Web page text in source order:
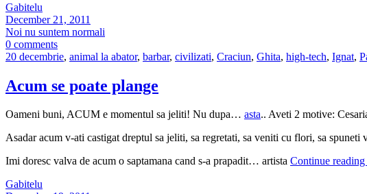
Gabitelu
December 21, 2011
Noi nu suntem normali
0 comments
20 decembrie, animal la abator, barbar, civilizati, Craciun, Ghita, high-tech, Ignat,
Acum se poate plange
Oameni buni, ACUM e momentul sa jeliti! Nu dupa… asta.. Aveti 2 motive:
Asadar acum v-ati castigat dreptul sa jeliti, sa regretati, sa veniti cu flori, sa
Imi doresc valva de acum o saptamana cand s-a prapadit… artista Continue reading
Gabitelu